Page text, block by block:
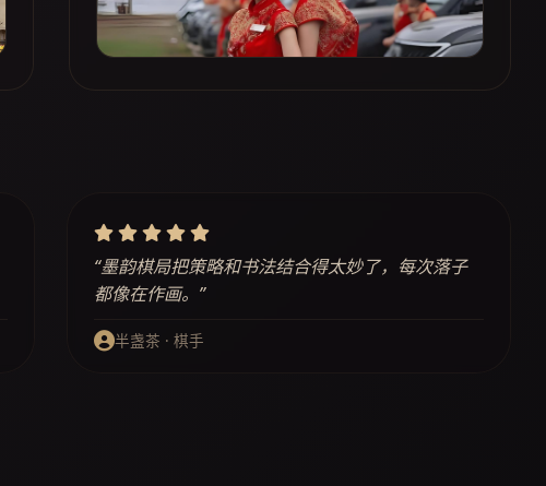
“墨韵棋局把策略和书法结合得太妙了，每次落子
都像在作画。”
半盏茶 · 棋手